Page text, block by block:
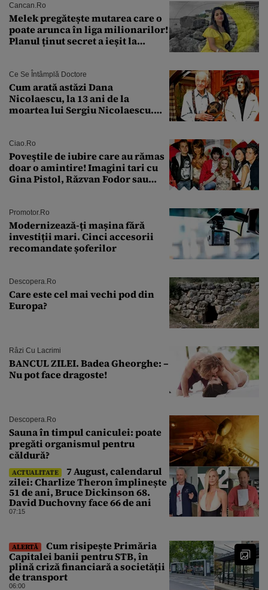
Cancan.ro
Melek pregătește mutarea care o
poate arunca în liga milionarilor!
Planul ținut secret a ieșit la
Ce Se Întâmplă Doctore
Cum arată astăzi Dana
Nicolaescu, la 13 ani de la
moartea lui Sergiu Nicolaescu.
Ciao.ro
Poveştile de iubire care au rămas
doar o amintire! Imagini tari cu
Gina Pistol, Răzvan Fodor sau
Promotor.ro
Modernizează-ți mașina fără
investiții mari. Cinci accesorii
recomandate șoferilor
Descopera.ro
Care este cel mai vechi pod din
Europa?
Râzi Cu Lacrimi
BANCUL ZILEI. Badea Gheorghe: –
Nu pot face dragoste!
Descopera.ro
Sauna în timpul caniculei: poate
pregăti organismul pentru
căldură?
ACTUALITATE
7 August, calendarul
zilei: Charlize Theron împlinește
51 de ani, Bruce Dickinson 68.
David Duchovny face 66 de ani
07:15
ALERTĂ
Cum risipește Primăria
Capitalei banii pentru STB, în
plină criză financiară a societății
de transport
06:00